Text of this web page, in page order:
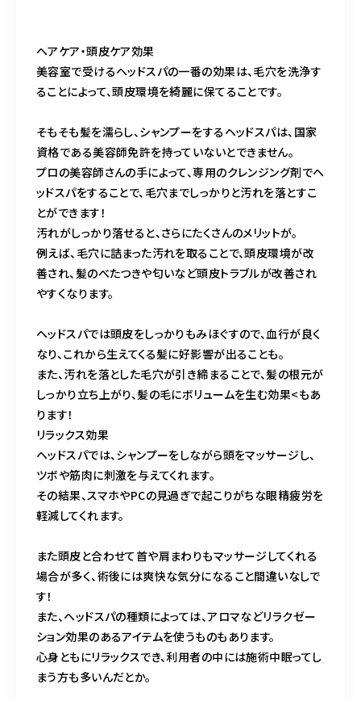
ヘアケア・頭皮ケア効果
美容室で受けるヘッドスパの一番の効果は、毛穴を洗浄す
ることによって、頭皮環境を綺麗に保てることです。
そもそも髪を濡らし、シャンプーをするヘッドスパは、国家
資格である美容師免許を持っていないとできません。
プロの美容師さんの手によって、専用のクレンジング剤でヘ
ッドスパをすることで、毛穴までしっかりと汚れを落とすこ
とができます！
汚れがしっかり落せると、さらにたくさんのメリットが。
例えば、毛穴に詰まった汚れを取ることで、頭皮環境が改
善され、髪のべたつきや匂いなど頭皮トラブルが改善され
やすくなります。
ヘッドスパでは頭皮をしっかりもみほぐすので、血行が良く
なり、これから生えてくる髪に好影響が出ることも。
また、汚れを落とした毛穴が引き締まることで、髪の根元が
しっかり立ち上がり、髪の毛にボリュームを生む効果<もあ
ります！
リラックス効果
ヘッドスパでは、シャンプーをしながら頭をマッサージし、
ツボや筋肉に刺激を与えてくれます。
その結果、スマホやPCの見過ぎで起こりがちな眼精疲労を
軽減してくれます。
また頭皮と合わせて首や肩まわりもマッサージしてくれる
場合が多く、術後には爽快な気分になること間違いなしで
す！
また、ヘッドスパの種類によっては、アロマなどリラクゼー
ション効果のあるアイテムを使うものもあります。
心身ともにリラックスでき、利用者の中には施術中眠ってし
まう方も多いんだとか。